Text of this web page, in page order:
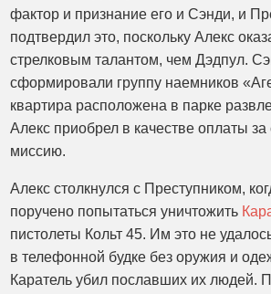
фактор и признание его и Сэнди, и
подтвердил это, поскольку Алекс
стрелковым талантом, чем Дэдпул.
сформировали группу наемников
квартира расположена в парке
Алекс приобрел в качестве оплаты
миссию.
Алекс столкнулся с Преступником,
поручено попытаться уничтожить
пистолеты Кольт 45. Им это не
в телефонной будке без оружия и
Каратель убил пославших их людей.